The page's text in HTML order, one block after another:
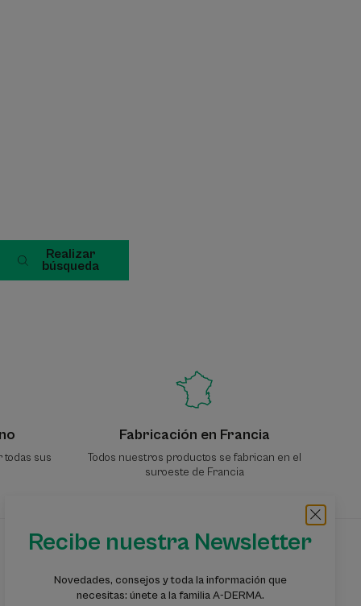
Realizar
búsqueda
Recibe nuestra Newsletter
Novedades, consejos y toda la información que
necesitas: únete a la familia A-DERMA.
todas sus
Fabricación en Francia
Todos nuestros productos se fabrican en el
suroeste de Francia
Información, consejos y sugerencias: forma